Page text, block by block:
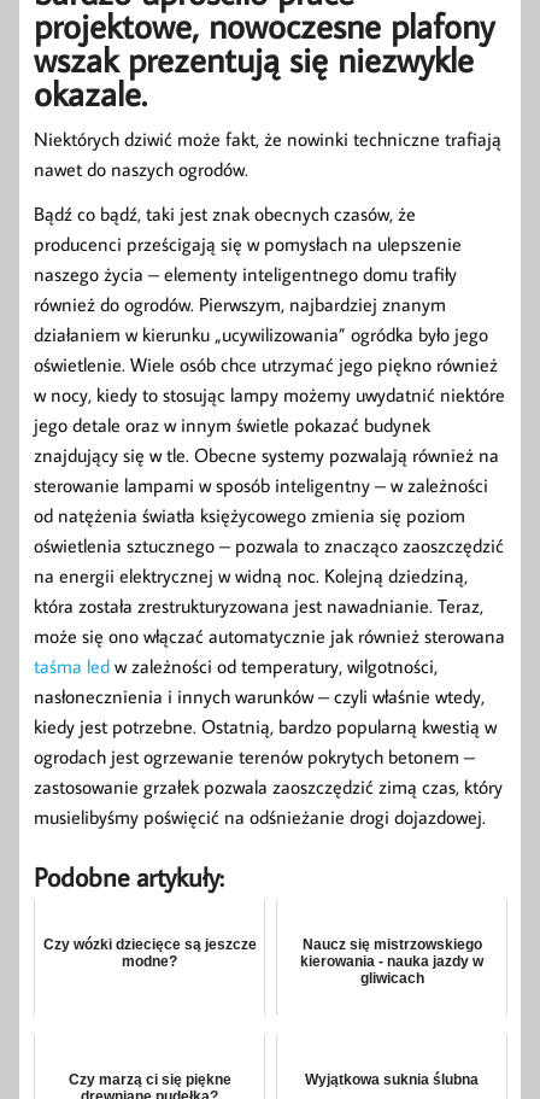
projektowe, nowoczesne plafony
wszak prezentują się niezwykle
okazale.
Niektórych dziwić może fakt, że nowinki techniczne trafiają
nawet do naszych ogrodów.
Bądź co bądź, taki jest znak obecnych czasów, że
producenci prześcigają się w pomysłach na ulepszenie
naszego życia – elementy inteligentnego domu trafiły
również do ogrodów. Pierwszym, najbardziej znanym
działaniem w kierunku „ucywilizowania” ogródka było jego
oświetlenie. Wiele osób chce utrzymać jego piękno również
w nocy, kiedy to stosując lampy możemy uwydatnić niektóre
jego detale oraz w innym świetle pokazać budynek
znajdujący się w tle. Obecne systemy pozwalają również na
sterowanie lampami w sposób inteligentny – w zależności
od natężenia światła księżycowego zmienia się poziom
oświetlenia sztucznego – pozwala to znacząco zaoszczędzić
na energii elektrycznej w widną noc. Kolejną dziedziną,
która została zrestrukturyzowana jest nawadnianie. Teraz,
może się ono włączać automatycznie jak również sterowana
taśma led w zależności od temperatury, wilgotności,
nasłonecznienia i innych warunków – czyli właśnie wtedy,
kiedy jest potrzebne. Ostatnią, bardzo popularną kwestią w
ogrodach jest ogrzewanie terenów pokrytych betonem –
zastosowanie grzałek pozwala zaoszczędzić zimą czas, który
musielibyśmy poświęcić na odśnieżanie drogi dojazdowej.
Podobne artykuły:
Czy wózki dziecięce są jeszcze
modne?
Naucz się mistrzowskiego
kierowania - nauka jazdy w
gliwicach
Czy marzą ci się piękne
Wyjątkowa suknia ślubna